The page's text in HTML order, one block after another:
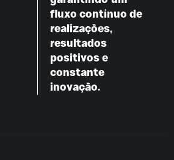
fluxo contínuo de
realizações,
resultados
positivos e
constante
inovação.